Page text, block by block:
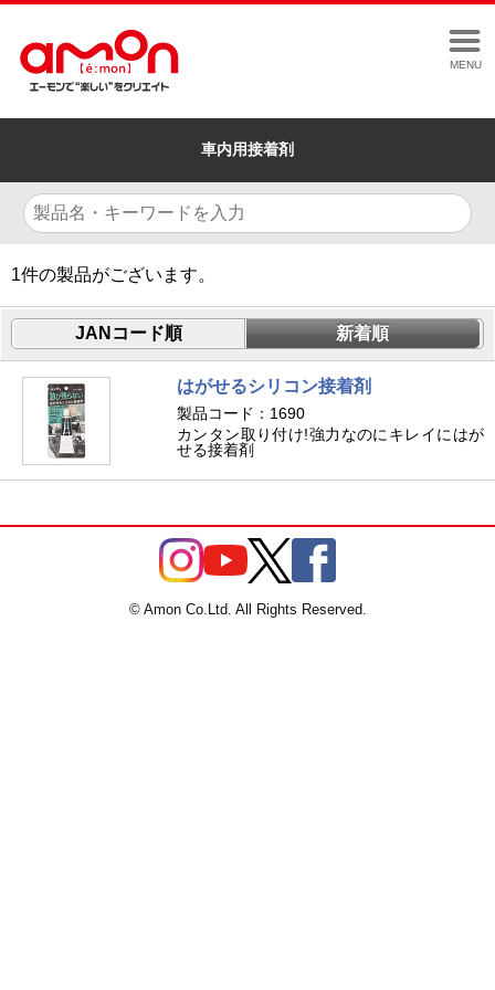
MENU
車内用接着剤
1件の製品がございます。
JANコード順 新着順
はがせるシリコン接着剤
製品コード：1690
カンタン取り付け!強力なのにキレイにはが
せる接着剤
© Amon Co.Ltd. All Rights Reserved.